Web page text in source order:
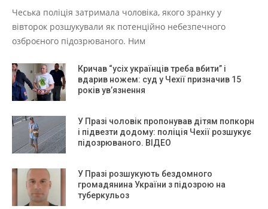
Чеська поліція затримала чоловіка, якого зранку у
вівторок розшукували як потенційно небезпечного
озброєного підозрюваного. Ним
Кричав “усіх українців треба вбити” і
вдарив ножем: суд у Чехії призначив 15
років ув’язнення
У Празі чоловік пропонував дітям попкорн
і підвезти додому: поліція Чехії розшукує
підозрюваного. ВІДЕО
У Празі розшукують бездомного
громадянина України з підозрою на
туберкульоз